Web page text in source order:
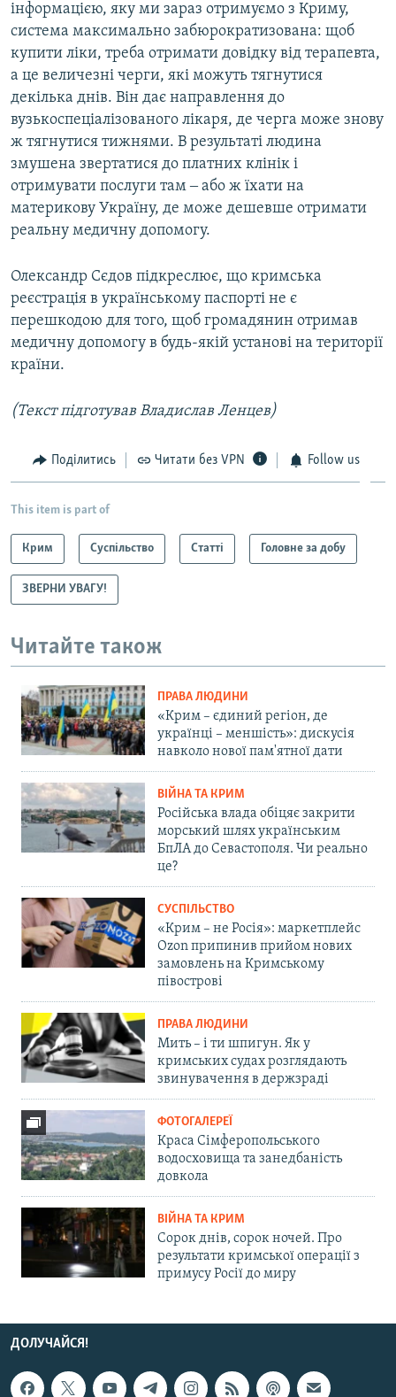
інформацією, яку ми зараз отримуємо з Криму,
система максимально забюрократизована: щоб
купити ліки, треба отримати довідку від терапевта,
а це величезні черги, які можуть тягнутися
декілька днів. Він дає направлення до
вузькоспеціалізованого лікаря, де черга може знову
ж тягнутися тижнями. В результаті людина
змушена звертатися до платних клінік і
отримувати послуги там ‒ або ж їхати на
материкову Україну, де може дешевше отримати
реальну медичну допомогу.
Олександр Сєдов підкреслює, що кримська
реєстрація в українському паспорті не є
перешкодою для того, щоб громадянин отримав
медичну допомогу в будь-якій установі на території
країни.
(Текст підготував Владислав Ленцев)
Поділитись Читати без VPN Follow us
This item is part of
Крим Суспільство Статті Головне за добу
ЗВЕРНИ УВАГУ!
Читайте також
ПРАВА ЛЮДИНИ
«Крим – єдиний регіон, де
українці – меншість»: дискусія
навколо нової пам'ятної дати
ВІЙНА ТА КРИМ
Російська влада обіцяє закрити
морський шлях українським
БпЛА до Севастополя. Чи реально
це?
СУСПІЛЬСТВО
«Крим – не Росія»: маркетплейс
Ozon припинив прийом нових
замовлень на Кримському
півострові
ПРАВА ЛЮДИНИ
Мить – і ти шпигун. Як у
кримських судах розглядають
звинувачення в держзраді
ФОТОГАЛЕРЕЇ
Краса Сімферопольського
водосховища та занедбаність
довкола
ВІЙНА ТА КРИМ
Сорок днів, сорок ночей. Про
результати кримської операції з
примусу Росії до миру
ДОЛУЧАЙСЯ!